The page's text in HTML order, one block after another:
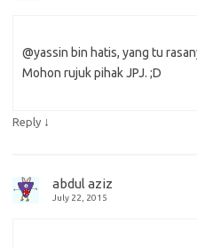
@yassin bin hatis, yang tu
Mohon rujuk pihak JPJ. ;D
Reply ↓
abdul aziz
July 22, 2015